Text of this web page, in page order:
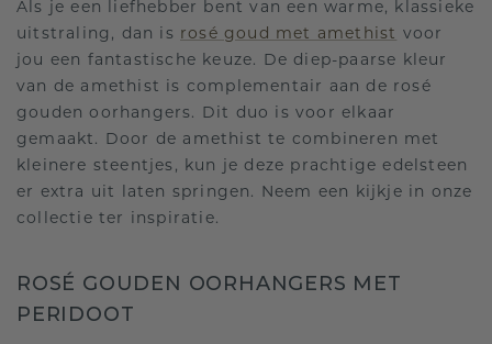
Als je een liefhebber bent van een warme, klassieke
uitstraling, dan is rosé goud met amethist voor
jou een fantastische keuze. De diep-paarse kleur
van de amethist is complementair aan de rosé
gouden oorhangers. Dit duo is voor elkaar
gemaakt. Door de amethist te combineren met
kleinere steentjes, kun je deze prachtige edelsteen
er extra uit laten springen. Neem een kijkje in onze
collectie ter inspiratie.
ROSÉ GOUDEN OORHANGERS MET
PERIDOOT